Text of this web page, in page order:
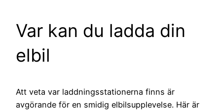
Var kan du ladda din
elbil
Att veta var laddningsstationerna finns är
avgörande för en smidig elbilsupplevelse. Här är